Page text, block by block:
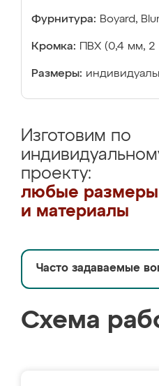
Фурнитура: Boyard,
Кромка: ПВХ (0,4 мм,
Размеры:
Изготовим по
проекту:
любые
и материалы
Часто задаваемые
Схема